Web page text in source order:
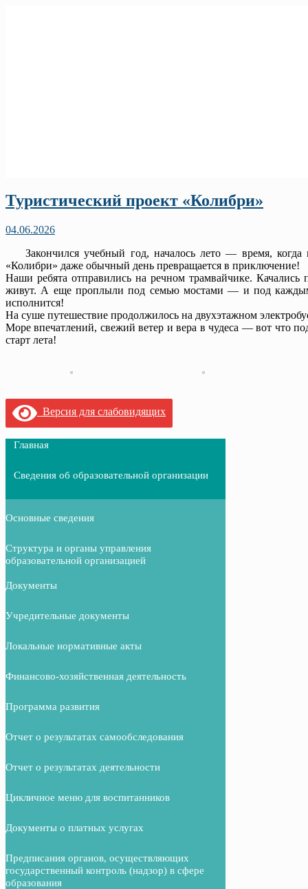
Туристический проект «Колибри»
04.06.2026
Закончился учебный год, началось лето — время, когда
«Колибри» даже обычный день превращается в приключение!
Наши ребята отправились на речном трамвайчике.
живут. А еще проплыли под семью мостами — и под каждым
исполнится!
На суше путешествие продолжилось на двухэтажном
Море впечатлений, свежий ветер и вера в чудеса — вот что
старт лета!
Версия для слабовидящих
Главная
Сведения об образовательной организации
Основные сведения
Структура и органы управления
образовательной организацией
Документы
Учредительные документы
Локальные нормативные акты
Финансово-хозяйственная деятельность
Программа развития
Отчет о результатах самообследования
Отчет о результатах деятельности
Цикличное меню для воспитанников
Документы о платных услугах
Предписания органов, осуществляющих
государственный контроль (надзор) в сфере
образования